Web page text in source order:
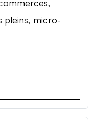
pleins, micro-